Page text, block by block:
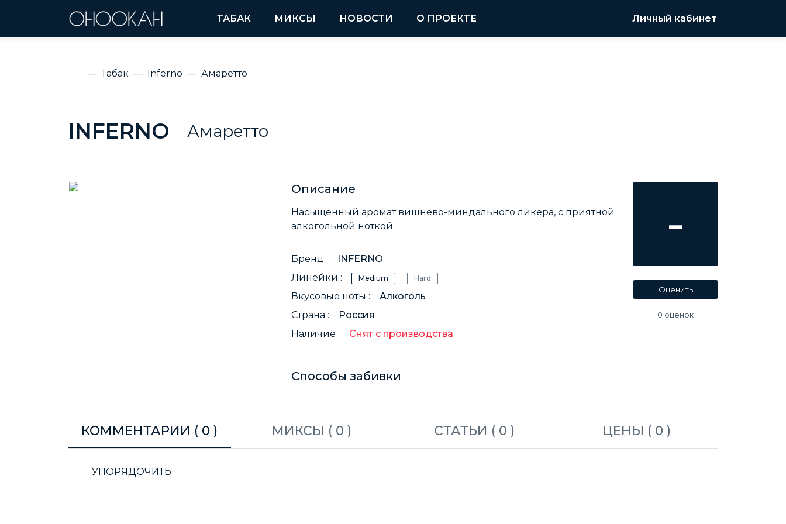
ТАБАК МИКСЫ НОВОСТИ О ПРОЕКТЕ Личный кабинет
Табак Inferno Амаретто
INFERNO Амаретто
Описание
Насыщенный аромат вишнево-миндального ликера, с приятной
алкогольной ноткой
Бренд :
INFERNO
Линейки :
Medium Hard
Вкусовые ноты :
Алкоголь
Страна :
Россия
Наличие :
Снят с производства
Способы забивки
-
0 оценок
КОММЕНТАРИИ ( 0 ) МИКСЫ ( 0 ) СТАТЬИ ( 0 ) ЦЕНЫ ( 0 )
УПОРЯДОЧИТЬ